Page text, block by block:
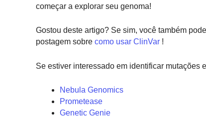
começar a explorar seu genoma!
Gostou deste artigo? Se sim, você também
postagem sobre como usar ClinVar !
Se estiver interessado em identificar mutações
Nebula Genomics
Prometease
Genetic Genie